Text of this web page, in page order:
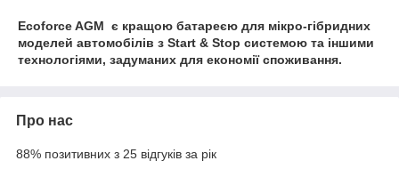
Ecoforce AGM є кращою батареєю для мікро-гібридних
моделей автомобілів з Start & Stop системою та іншими
технологіями, задуманих для економії споживання.
Про нас
88% позитивних з 25 відгуків за рік